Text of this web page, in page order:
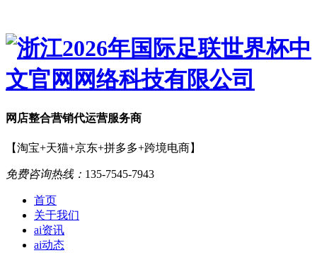
网店整合营销代运营服务商
【淘宝+天猫+京东+拼多多+跨境电商】
免费咨询热线： 135-7545-7943
首页
关于我们
ai资讯
ai动态